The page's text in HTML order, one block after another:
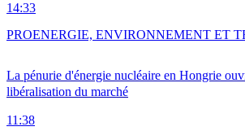
14:33
La pénurie d'énergie nucléaire en Hongrie
libéralisation du marché
11:38
PROENERGIE, ENVIRONNEMENT ET